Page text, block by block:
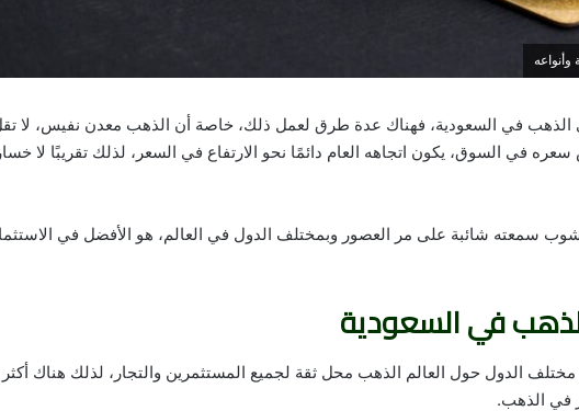
الذهب في السعودية، فهناك عدة طرق لعمل ذلك، خاصة أن الذهب معدن نفيس، لا
في السوق، يكون اتجاهه العام دائمًا نحو الارتفاع في السعر، لذلك تقريبًا لا
سمعته شائبة على مر العصور وبمختلف الدول في العالم، هو الأفضل في
في السعودية
الدول حول العالم الذهب محل ثقة لجميع المستثمرين والتجار، لذلك هناك
في الذهب.